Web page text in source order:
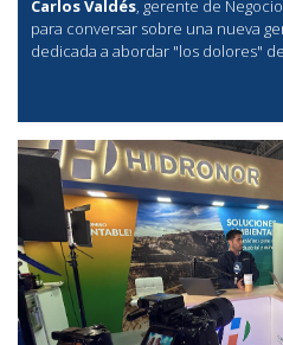
Carlos Valdés, gerente de
para conversar sobre una nueva
dedicada a abordar "los dolores"